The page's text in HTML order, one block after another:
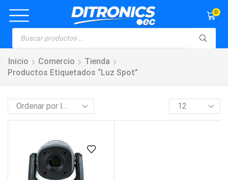
0
Inicio Comercio
Tienda
Productos Etiquetados “luz Spot”